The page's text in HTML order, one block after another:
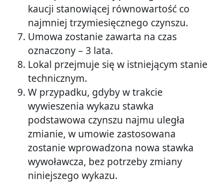
kaucji stanowiącej równowartość co
najmniej trzymiesięcznego czynszu.
Umowa zostanie zawarta na czas
oznaczony – 3 lata.
Lokal przejmuje się w istniejącym stanie
technicznym.
W przypadku, gdyby w trakcie
wywieszenia wykazu stawka
podstawowa czynszu najmu uległa
zmianie, w umowie zastosowana
zostanie wprowadzona nowa stawka
wywoławcza, bez potrzeby zmiany
niniejszego wykazu.